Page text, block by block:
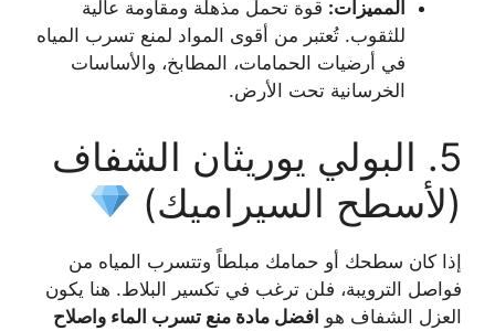
المميزات: قوة تحمل مذهلة ومقاومة عالية
للثقوب. تُعتبر من أقوى المواد لمنع تسرب المياه
في أرضيات الحمامات، المطابخ، والأساسات
الخرسانية تحت الأرض.
5. البولي يوريثان الشفاف
(لأسطح السيراميك)
إذا كان سطحك أو حمامك مبلطاً وتتسرب المياه من
فواصل الترويبة، فلن ترغب في تكسير البلاط. هنا يكون
العزل الشفاف هو افضل مادة منع تسرب الماء واصلاح